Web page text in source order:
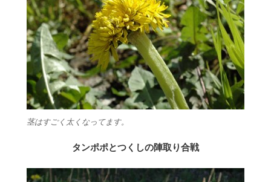
茎はすごく太くなってます。
タンポポとつくしの陣取り合戦